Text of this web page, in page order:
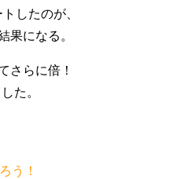
したのが、
果になる。
さらに倍！
た。
う！